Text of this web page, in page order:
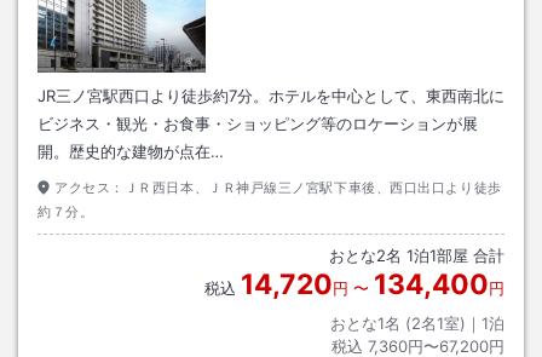
JR三ノ宮駅西口より徒歩約7分。ホテルを中心として、東西南北に
ビジネス・観光・お食事・ショッピング等のロケーションが展
開。歴史的な建物が点在…
アクセス：
ＪＲ西日本、ＪＲ神戸線三ノ宮駅下車後、西口出口より徒歩
約７分。
おとな2名 1泊1部屋 合計
税込 14,720円 〜 134,400円
おとな1名 (2名1室)｜ 1泊
税込 7,360円〜67,200円